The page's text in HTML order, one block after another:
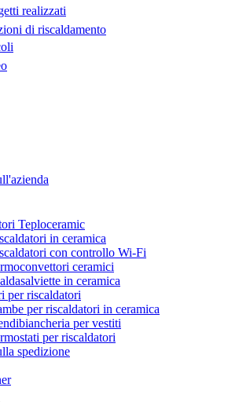
realizzati
di riscaldamento
Teploceramic
in ceramica
con controllo Wi-Fi
ceramici
in ceramica
per riscaldatori
per riscaldatori in ceramica
per vestiti
per riscaldatori
spedizione